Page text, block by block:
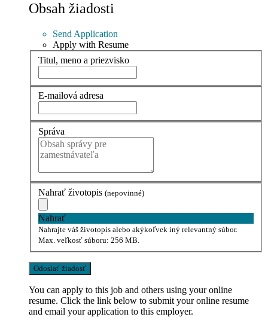
Obsah žiadosti
Send Application
Apply with Resume
Titul, meno a priezvisko
E-mailová adresa
Správa
Nahrať životopis (nepovinné)
Nahrať
Nahrajte váš životopis alebo akýkoľvek iný relevantný súbor.
Max. veľkosť súboru: 256 MB.
You can apply to this job and others using your online
resume. Click the link below to submit your online resume
and email your application to this employer.